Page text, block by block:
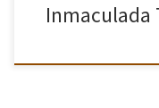
Inmaculada